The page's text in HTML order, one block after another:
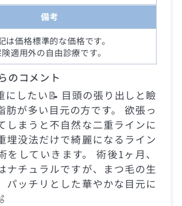
備考
は価格標準的な価格です。
適用外の自由診療です。
のコメント
にしたい📝 目頭の張り出しと瞼
肪が多い目元の方です。 欲張っ
しまうと不自然な二重ラインに
埋没法だけで綺麗になるライン
をしていきます。 術後1ヶ月、
ナチュラルですが、まつ毛の生
パッチリとした華やかな目元に